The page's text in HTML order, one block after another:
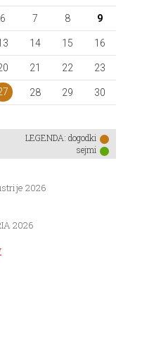
6 7 8 9
14 15 16
21 22 23
28 29 30
LEGENDA: dogodki
sejmi
2026
2026